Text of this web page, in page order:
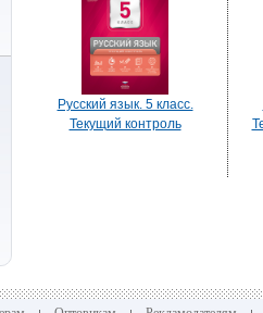
Русский язык. 5 класс.
Текущий контроль